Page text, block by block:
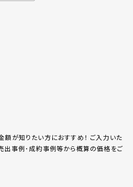
額が知りたい方におすすめ！ ご入力いた
出事例･成約事例等から概算の価格をご